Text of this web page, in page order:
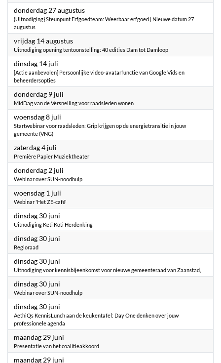
donderdag 27 augustus2026
{Uitnodiging} Steunpunt Erfgoedteam: Weerbaar erfgoed | Nieuwe datum 27
augustus
vrijdag 14 augustus2026
Uitnodiging opening tentoonstelling: 40 edities Dam tot Damloop
dinsdag 14 juli
[Actie aanbevolen] Persoonlijke video-avatarfunctie van Google Vids en
beheerdersopties
donderdag 9 juli
MidDag van de Versnelling voor raadsleden wonen
woensdag 8 juli
Startwebinar voor raadsleden: Grip krijgen op de energietransitie in jouw
gemeente (VNG)
zaterdag 4 juli
Première Papier Muziektheater
donderdag 2 juli
Webinar over SUN-noodhulp
woensdag 1 juli
Webinar 'Het ZE-café'
dinsdag 30 juni
Uitnodiging Keti Koti Herdenking
dinsdag 30 juni
Regioraad
dinsdag 30 juni
Uitnodiging voor kennisbijeenkomst voor nieuwe gemeenteraad van Zaanstad,
dinsdag 30 juni
Webinar over SUN-noodhulp
dinsdag 30 juni
AethiQs KennisLunch aan de keukentafel: Day One denken over jouw
professionele agenda
maandag 29 juni
Presentatie van het coalitieakkoord
maandag 29 juni